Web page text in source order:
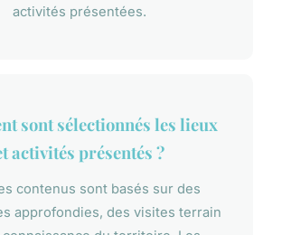
activités présentées.
sont sélectionnés les lieux
activités présentés ?
contenus sont basés sur des
approfondies, des visites terrain